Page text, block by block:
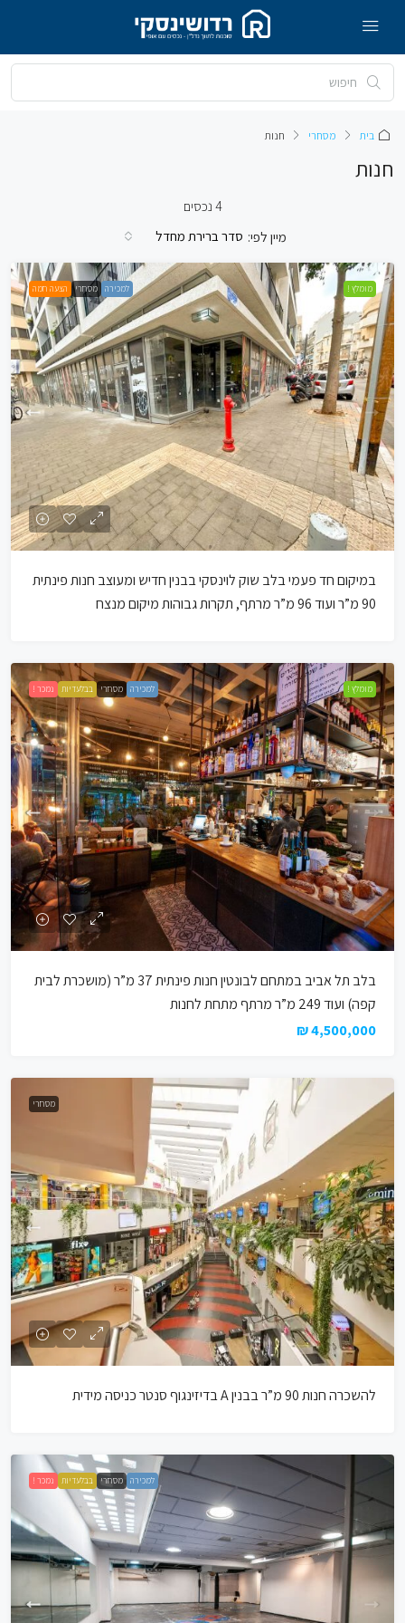
בית מסחרי חנות
חנות
4 נכסים
מיין לפי: סדר ברירת מחדל
מומלץ ! למכירה מסחרי הצעה חמה
במיקום חד פעמי בלב שוק לוינסקי בבנין חדיש ומעוצב חנות פינתית
90 מ”ר ועוד 96 מ”ר מרתף, תקרות גבוהות מיקום מנצח
מומלץ ! למכירה מסחרי בבלעדיות נמכר !
בלב תל אביב במתחם לבונטין חנות פינתית 37 מ”ר (מושכרת לבית
קפה) ועוד 249 מ”ר מרתף מתחת לחנות
4,500,000 ₪
מסחרי
להשכרה חנות 90 מ”ר בבנין A בדיזינגוף סנטר כניסה מידית
למכירה מסחרי בבלעדיות נמכר !